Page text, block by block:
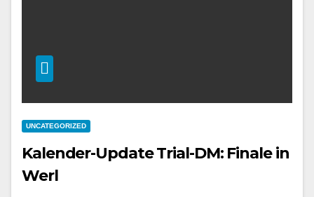
UNCATEGORIZED
Kalender-Update Trial-DM: Finale in
Werl